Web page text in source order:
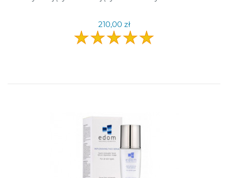
210,00 zł